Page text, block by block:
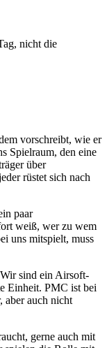
nicht die
vorschreibt, wie er
Spielraum, den eine
über
rüstet sich nach
paar
weiß, wer zu wem
uns mitspielt, muss
sind ein Airsoft-
Einheit. PMC ist bei
auch nicht
gerne auch mit